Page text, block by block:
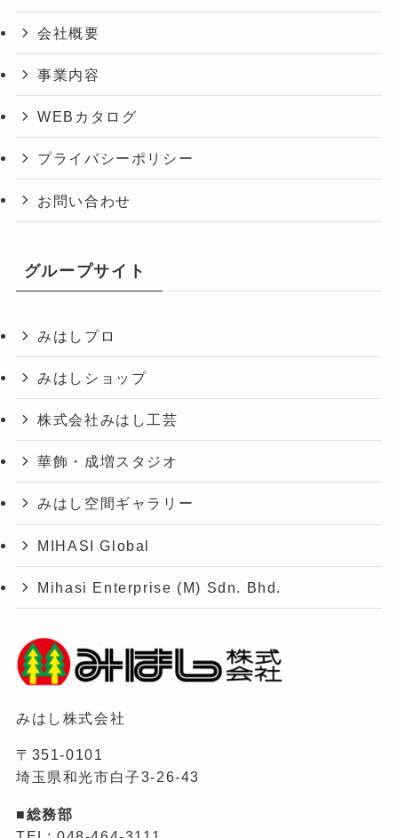
会社概要
事業内容
WEBカタログ
プライバシーポリシー
お問い合わせ
グループサイト
みはしプロ
みはしショップ
株式会社みはし工芸
華飾・成増スタジオ
みはし空間ギャラリー
MIHASI Global
Mihasi Enterprise (M) Sdn. Bhd.
みはし株式会社
〒351-0101
埼玉県和光市白子3-26-43
■総務部